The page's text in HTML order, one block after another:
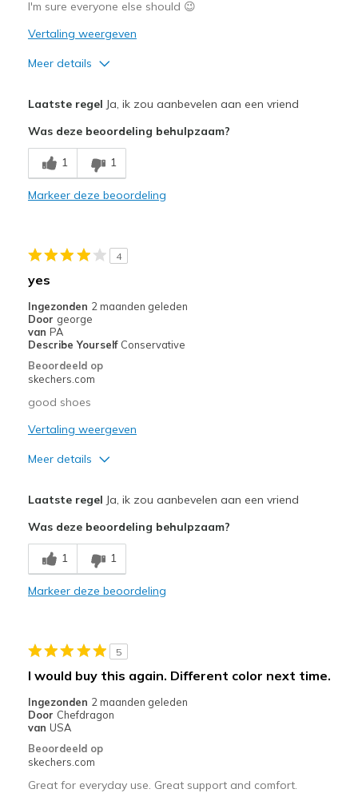
I'm sure everyone else should 😉
Vertaling weergeven
Meer details
Comfortable
Durable
Going Out
Width
Feels true to width
Sizing
View On Shoes
Shoes are for Wearing
Laatste regel Ja, ik zou aanbevelen aan een vriend
Was deze beoordeling behulpzaam?
1 1
Markeer deze beoordeling
4
yes
Ingezonden 2 maanden geleden
Door george
van PA
Describe Yourself Conservative
Beoordeeld op
skechers.com
good shoes
Vertaling weergeven
Meer details
Beste toepassingen
Casual Wear
View On Shoes
I'm Into Shoes
Laatste regel Ja, ik zou aanbevelen aan een vriend
Was deze beoordeling behulpzaam?
1 1
Markeer deze beoordeling
5
I would buy this again. Different color next time.
Ingezonden 2 maanden geleden
Door Chefdragon
van USA
Beoordeeld op
skechers.com
Great for everyday use. Great support and comfort.